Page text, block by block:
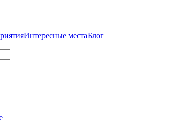
Интересные местаБлог